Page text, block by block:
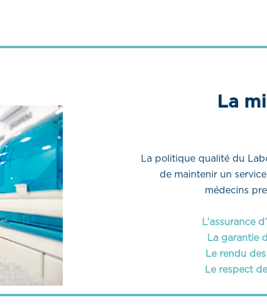
La
La politique qualité du
de maintenir un
médecins
L’assurance
La garantie
Le rendu
Le respect